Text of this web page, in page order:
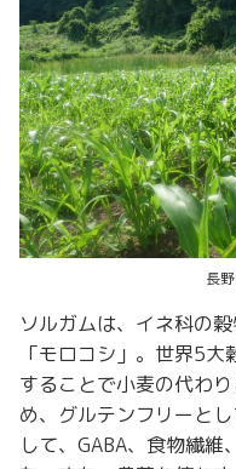
長
ソルガムは、イネ科の
「モロコシ」。世界5
することで小麦の代わ
め、グルテンフリーと
して、GABA、食物繊